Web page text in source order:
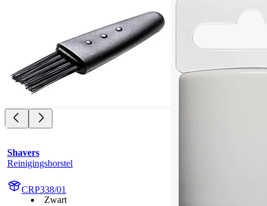
Shavers
Reinigingsborstel
CRP338/01
Zwart